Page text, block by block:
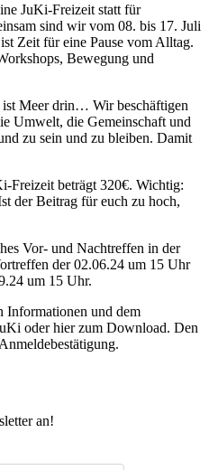
JuKi-Freizeit statt für
sind wir vom 08. bis 17. Juli
Zeit für eine Pause vom Alltag.
Bewegung und
ist Meer drin… Wir beschäftigen
Umwelt, die Gemeinschaft und
zu sein und zu bleiben. Damit
Freizeit beträgt 320€. Wichtig:
der Beitrag für euch zu hoch,
Vor- und Nachtreffen in der
der 02.06.24 um 15 Uhr
um 15 Uhr.
Informationen und dem
oder hier zum Download. Den
an!